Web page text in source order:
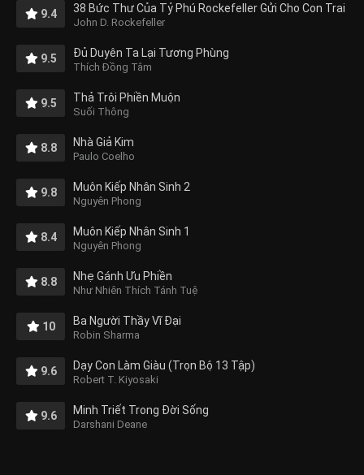
9.4 38 Bức Thư Của Tỷ Phú Rockefeller Gửi Cho Con Trai
John D. Rockefeller
9.5 Đủ Duyên Ta Lại Tương Phùng
Thích Đồng Tâm
9.5 Thả Trôi Phiền Muộn
Suối Thông
8.8 Nhà Giả Kim
Paulo Coelho
9.8 Muôn Kiếp Nhân Sinh 2
Nguyên Phong
8.4 Muôn Kiếp Nhân Sinh 1
Nguyên Phong
8.8 Nhẹ Gánh Ưu Phiền
Như Nhiên Thích Tánh Tuệ
10 Ba Người Thầy Vĩ Đại
Robin Sharma
9.6 Dạy Con Làm Giàu (Trọn Bộ 13 Tập)
Robert T. Kiyosaki
9.6 Minh Triết Trong Đời Sống
Darshani Deane